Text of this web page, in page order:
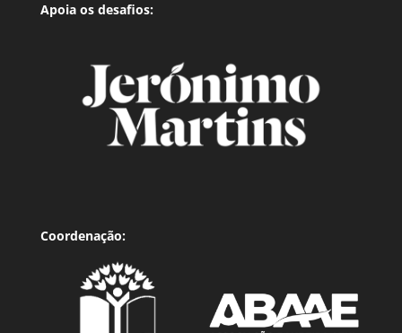
Apoia os desafios:
Coordenação: